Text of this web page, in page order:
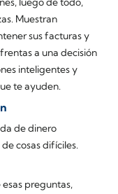
Muestran
sus facturas y
a una decisión
inteligentes y
te ayuden.
de dinero
cosas difíciles.
preguntas,